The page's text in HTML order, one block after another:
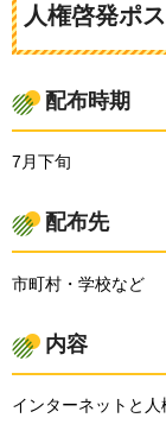
人権啓発ポ
配布時期
7月下旬
配布先
市町村・学校など
内容
インターネットと人